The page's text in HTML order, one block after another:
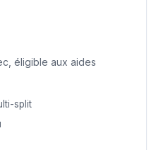
éligible aux aides
split